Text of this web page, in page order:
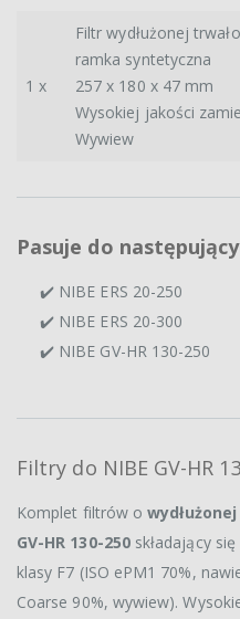
1 x
Filtr wydłużonej
ramka syntetyczna
257 x 180 x 47 mm
Wysokiej jakości
Wywiew
Pasuje do
✔️ NIBE ERS 20-250
✔️ NIBE ERS 20-300
✔️ NIBE GV-HR 130-250
Filtry do NIBE GV-HR
Komplet filtrów o
GV-HR 130-250składający się
klasy F7 (ISO ePM1 70%,
Coarse 90%, wywiew).